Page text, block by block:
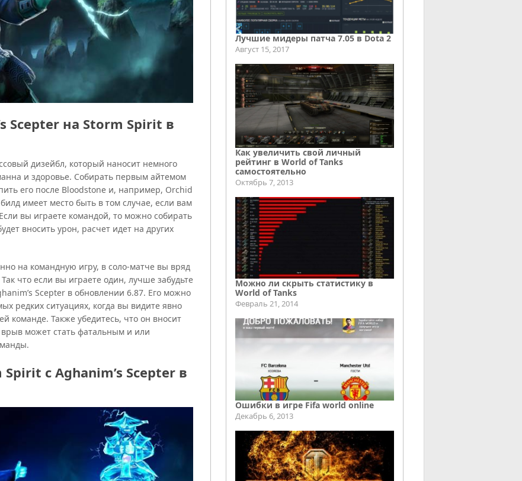
Scepter на Storm Spirit в
дизейбл, который наносит немного
и здоровье. Собирать первым айтемом
его после Bloodstone и, например, Orchid
имеет место быть в том случае, если вам
вы играете командой, то можно собирать
вносить урон, расчет идет на других
на командную игру, в соло-матче вы вряд
что если вы играете один, лучше забудьте
Scepter в обновлении 6.87. Его можно
редких ситуациях, когда вы видите явно
команде. Также убедитесь, что он вносит
может стать фатальным и или
с Aghanim’s Scepter в
Лучшие мидеры патча 7.05 в Dota 2
Август 15, 2017
Как увеличить свой личный
рейтинг в World of Tanks
самостоятельно
Октябрь 7, 2013
Можно ли скрыть статистику в
World of Tanks
Февраль 21, 2014
Ошибки в игре Fifa world online
Декабрь 6, 2013